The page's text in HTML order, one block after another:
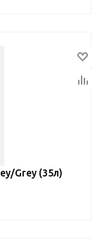
Grey (35л)